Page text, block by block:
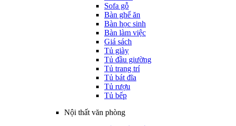
Sofa gỗ
Bàn ghế ăn
Bàn học sinh
Bàn làm việc
Giá sách
Tủ giày
Tủ đầu giường
Tủ trang trí
Tủ bát đĩa
Tủ rượu
Tủ bếp
Nội thất văn phòng